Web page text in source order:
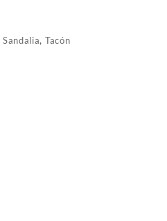
Sandalia, Tacón